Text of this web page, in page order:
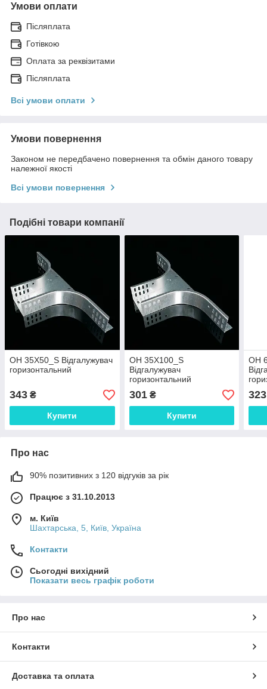
Умови оплати
Післяплата
Готівкою
Оплата за реквізитами
Післяплата
Всі умови оплати
Умови повернення
Законом не передбачено повернення та обмін даного товару
належної якості
Всі умови повернення
Подібні товари компанії
OH 35X50_S Відгалужувач
горизонтальний
343 ₴
Купити
OH 35X100_S
Відгалужувач
горизонтальний
301₴
Купити
OH
323
Про нас
90% позитивних з 120 відгуків за рік
Працює з 31.10.2013
м. Київ
Шахтарська, 5, Київ, Україна
Контакти
Сьогодні вихідний
Показати весь графік роботи
Про нас
Контакти
Доставка та оплата